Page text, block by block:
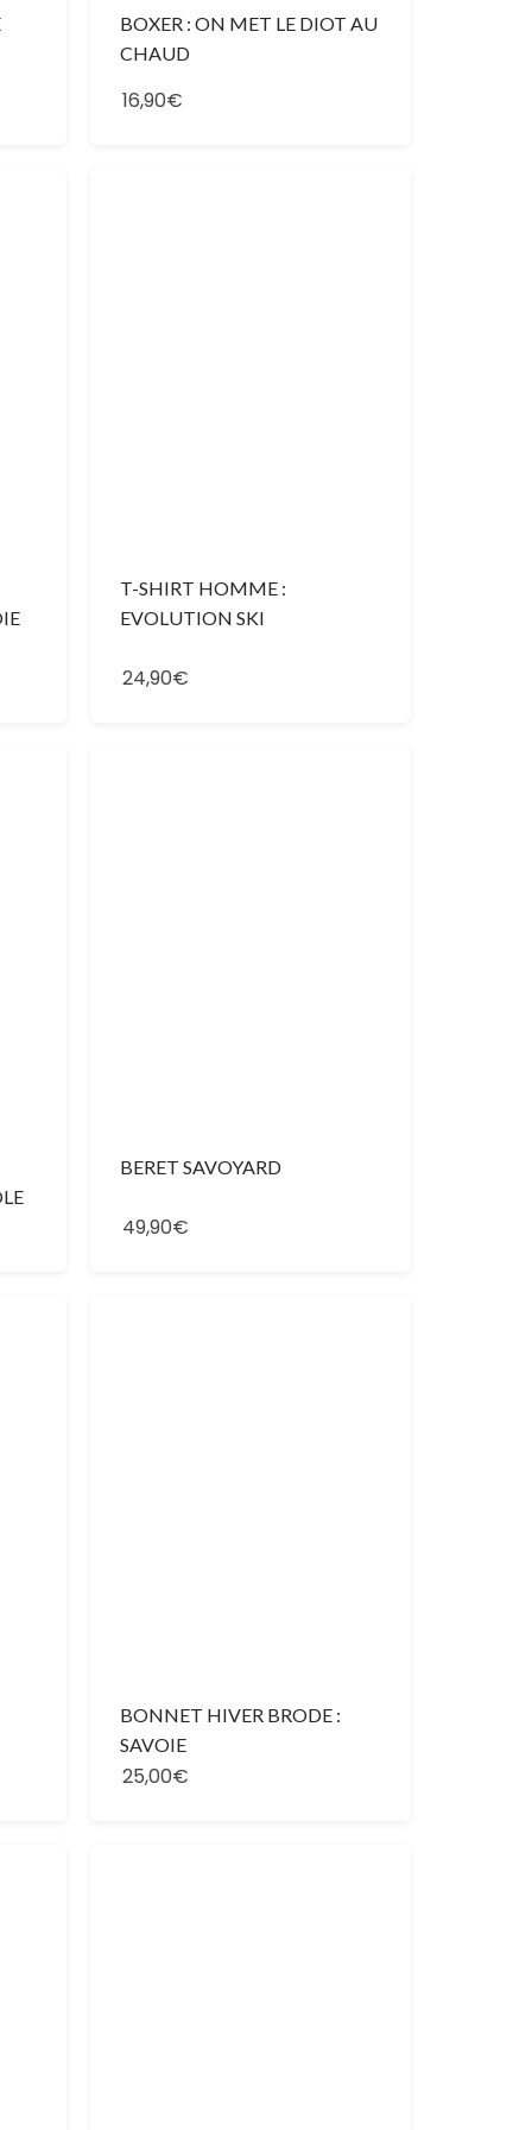
BOXER : ON MET LE DIOT AU
CHAUD
16,90€
T-SHIRT HOMME :
EVOLUTION SKI
24,90€
BERET SAVOYARD
49,90€
BONNET HIVER BRODE :
SAVOIE
25,00€